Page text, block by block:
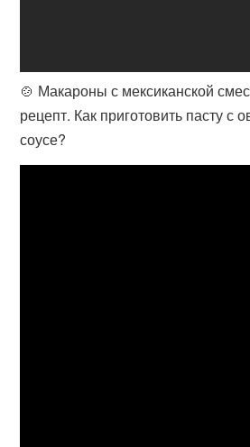
🍲 Макароны с мексиканской
рецепт. Как приготовить пасту с
соусе?